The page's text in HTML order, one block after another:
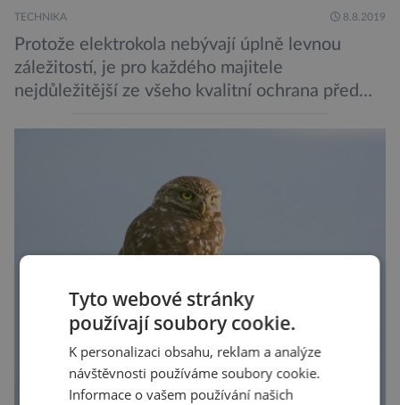
TECHNIKA 8.8.2019
Protože elektrokola nebývají úplně levnou
záležitostí, je pro každého majitele
nejdůležitější ze všeho kvalitní ochrana před
Skutečně nepřehání? Pokud se podrobněji
podíváme na ochranu jejich elektrokol
Electrified S2 a X2, pak je […]
Tyto webové stránky
používají soubory cookie.
K personalizaci obsahu, reklam a analýze
návštěvnosti používáme soubory cookie.
Informace o vašem používání našich